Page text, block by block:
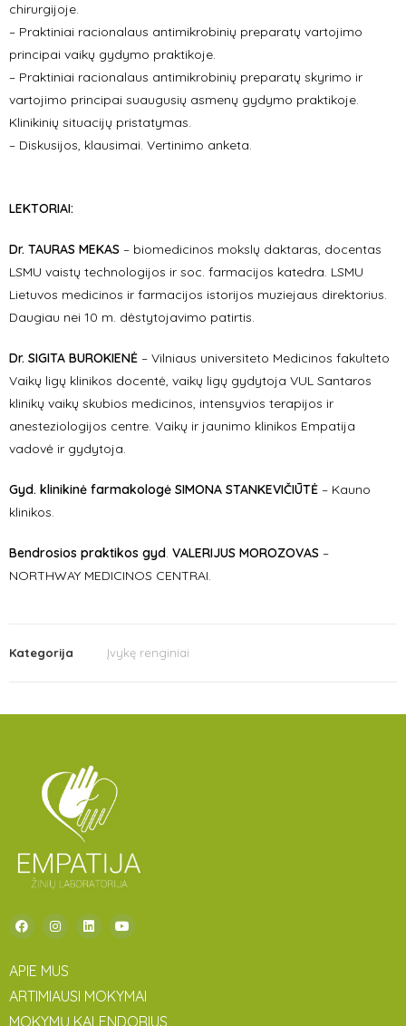
chirurgijoje.
– Praktiniai racionalaus antimikrobinių preparatų vartojimo
principai vaikų gydymo praktikoje.
– Praktiniai racionalaus antimikrobinių preparatų skyrimo ir
vartojimo principai suaugusių asmenų gydymo praktikoje.
Klinikinių situacijų pristatymas.
– Diskusijos, klausimai. Vertinimo anketa.
LEKTORIAI:
Dr. TAURAS MEKAS – biomedicinos mokslų daktaras, docentas
LSMU vaistų technologijos ir soc. farmacijos katedra. LSMU
Lietuvos medicinos ir farmacijos istorijos muziejaus direktorius.
Daugiau nei 10 m. dėstytojavimo patirtis.
Dr. SIGITA BUROKIENĖ – Vilniaus universiteto Medicinos fakulteto
Vaikų ligų klinikos docentė, vaikų ligų gydytoja VUL Santaros
klinikų vaikų skubios medicinos, intensyvios terapijos ir
anesteziologijos centre. Vaikų ir jaunimo klinikos Empatija
vadovė ir gydytoja.
Gyd. klinikinė farmakologė SIMONA STANKEVIČIŪTĖ – Kauno
klinikos.
Bendrosios praktikos gyd. VALERIJUS MOROZOVAS –
NORTHWAY MEDICINOS CENTRAI.
Kategorija Įvykę renginiai
APIE MUS
ARTIMIAUSI MOKYMAI
MOKYMŲ KALENDORIUS